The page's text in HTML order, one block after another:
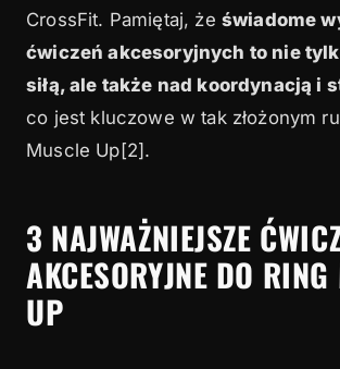
CrossFit. Pamiętaj, że świadome
ćwiczeń akcesoryjnych to nie
siłą, ale także nad koordynacją i
co jest kluczowe w tak złożonym
Muscle Up[2].
3 NAJWAŻNIEJSZE
AKCESORYJNE DO
UP